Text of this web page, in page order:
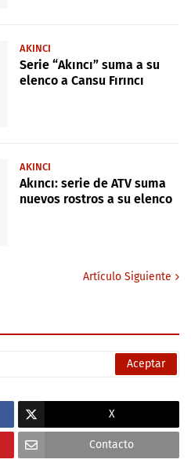
AKINCI
Serie “Akıncı” suma a su
elenco a Cansu Fırıncı
AKINCI
Akıncı: serie de ATV suma
nuevos rostros a su elenco
Artículo Siguiente
X
Contacto